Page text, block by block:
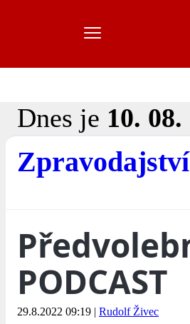
Dnes je 10. 08.
Zpravodajství
PODCAST
29.8.2022 09:19 | Rudolf Živec